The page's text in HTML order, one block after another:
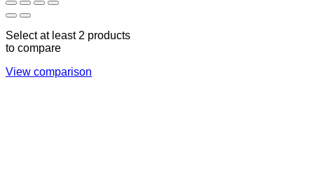
Select at least 2 products
to compare
View comparison